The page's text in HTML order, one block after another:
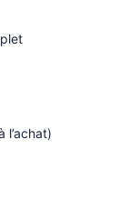
l’achat)